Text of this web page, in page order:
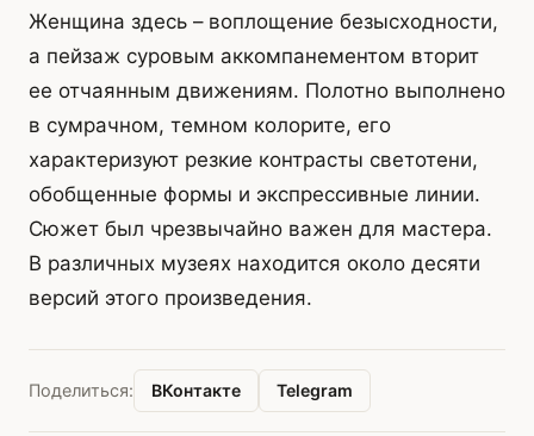
Женщина здесь – воплощение безысходности,
а пейзаж суровым аккомпанементом вторит
ее отчаянным движениям. Полотно выполнено
в сумрачном, темном колорите, его
характеризуют резкие контрасты светотени,
обобщенные формы и экспрессивные линии.
Сюжет был чрезвычайно важен для мастера.
В различных музеях находится около десяти
версий этого произведения.
Поделиться: ВКонтакте Telegram